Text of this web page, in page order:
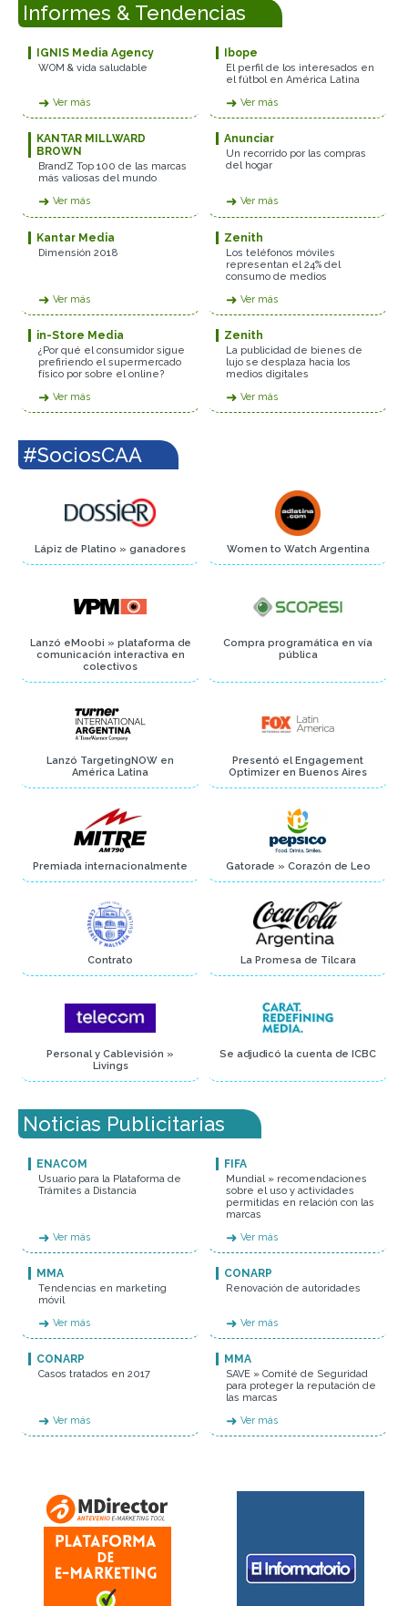
Informes & Tendencias
IGNIS Media Agency
WOM & vida saludable
➜ Ver más
Ibope
El perfil de los interesados en
el fútbol en América Latina
➜ Ver más
KANTAR MILLWARD
BROWN
BrandZ Top 100 de las marcas
más valiosas del mundo
➜ Ver más
Anunciar
Un recorrido por las compras
del hogar
➜ Ver más
Kantar Media
Dimensión 2018
➜ Ver más
Zenith
Los teléfonos móviles
representan el 24% del
consumo de medios
➜ Ver más
in-Store Media
¿Por qué el consumidor sigue
prefiriendo el supermercado
físico por sobre el online?
➜ Ver más
Zenith
La publicidad de bienes de
lujo se desplaza hacia los
medios digitales
➜ Ver más
#SociosCAA
Lápiz de Platino » ganadores Women to Watch Argentina
Lanzó eMoobi » plataforma de
comunicación interactiva en
colectivos
Compra programática en vía
pública
Lanzó TargetingNOW en
América Latina
Presentó el Engagement
Optimizer en Buenos Aires
Premiada internacionalmente Gatorade » Corazón de Leo
Contrato La Promesa de Tilcara
Personal y Cablevisión »
Livings
Se adjudicó la cuenta de ICBC
Noticias Publicitarias
ENACOM
Usuario para la Plataforma de
Trámites a Distancia
➜ Ver más
FIFA
Mundial » recomendaciones
sobre el uso y actividades
permitidas en relación con las
marcas
➜ Ver más
MMA
Tendencias en marketing
móvil
➜ Ver más
CONARP
Renovación de autoridades
➜ Ver más
CONARP
Casos tratados en 2017
➜ Ver más
MMA
SAVE » Comité de Seguridad
para proteger la reputación de
las marcas
➜ Ver más